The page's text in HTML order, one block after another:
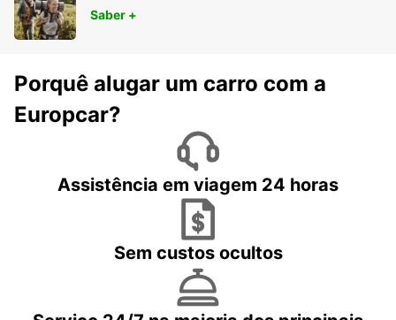
Saber +
Porquê alugar um carro com a
Europcar?
Assistência em viagem 24 horas
Sem custos ocultos